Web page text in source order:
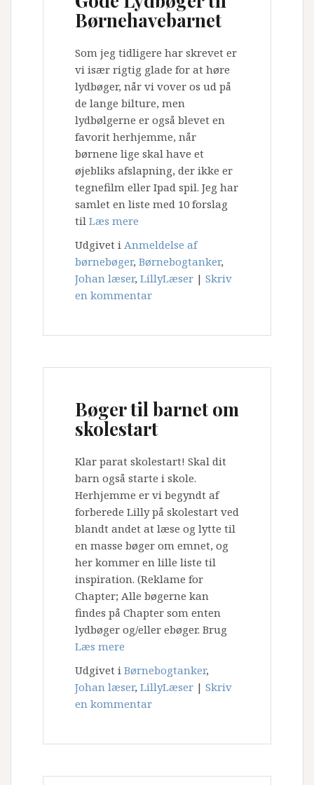
Børnehavebarnet
Som jeg tidligere har skrevet er
vi især rigtig glade for at høre
lydbøger, når vi vover os ud på
de lange bilture, men
lydbølgerne er også blevet en
favorit herhjemme, når
børnene lige skal have et
øjebliks afslapning, der ikke er
tegnefilm eller Ipad spil. Jeg har
samlet en liste med 10 forslag
til Læs mere
Udgivet i Anmeldelse af
børnebøger, Børnebogtanker,
Johan læser, LillyLæser | Skriv
en kommentar
Bøger til barnet om
skolestart
Klar parat skolestart! Skal dit
barn også starte i skole.
Herhjemme er vi begyndt af
forberede Lilly på skolestart ved
blandt andet at læse og lytte til
en masse bøger om emnet, og
her kommer en lille liste til
inspiration. (Reklame for
Chapter; Alle bøgerne kan
findes på Chapter som enten
lydbøger og/eller ebøger. Brug
Læs mere
Udgivet i Børnebogtanker,
Johan læser, LillyLæser | Skriv
en kommentar